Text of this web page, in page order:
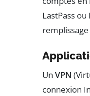
LastPass
Un VPN
connexion